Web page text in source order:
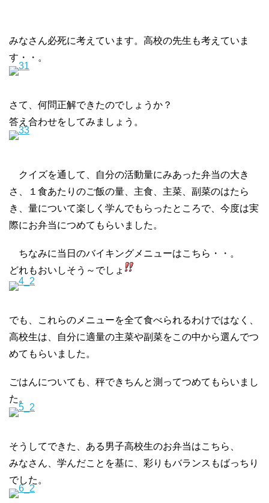
みなさん必死に考えています。高校の先生も考えていま
す・・。
さて、何問正解できたのでしょうか？
答え合わせをしてみましょう。
クイズを通して、自分の活動量にみあった弁当の大き
さ、１食あたりのご飯の量、主食、主菜、副菜のはたら
き、量について楽しく学んでもらったところで、今度は実
際にお弁当につめてもらいました。
ちなみに当日のバイキングメニューはこちら・・。
どれもおいしそう～でしょ
でも、これらのメニューを全て食べられるわけではなく、
高校生は、自分に適量の主菜や副菜をこの中から選んでつ
めてもらいました。
ごはんについても、秤できちんと測ってつめてもらいまし
た。
そうしてできた、ある男子高校生のお弁当はこちら、
みなさん、学んだことを基に、彩りもバランスもばっちり
でした。